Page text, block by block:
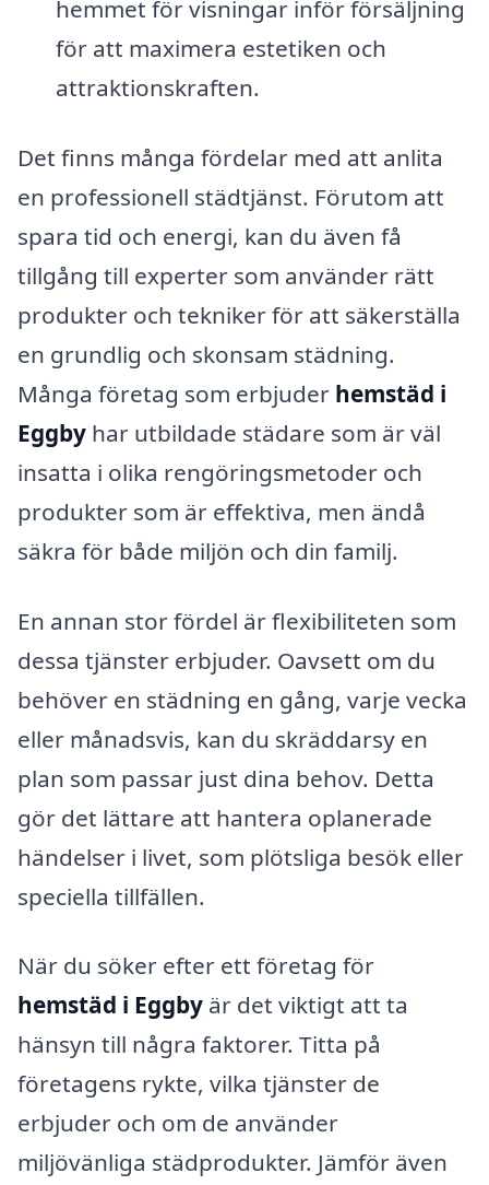
hemmet för visningar inför försäljning
för att maximera estetiken och
attraktionskraften.
Det finns många fördelar med att anlita
en professionell städtjänst. Förutom att
spara tid och energi, kan du även få
tillgång till experter som använder rätt
produkter och tekniker för att säkerställa
en grundlig och skonsam städning.
Många företag som erbjuder hemstäd i
Eggby har utbildade städare som är väl
insatta i olika rengöringsmetoder och
produkter som är effektiva, men ändå
säkra för både miljön och din familj.
En annan stor fördel är flexibiliteten som
dessa tjänster erbjuder. Oavsett om du
behöver en städning en gång, varje vecka
eller månadsvis, kan du skräddarsy en
plan som passar just dina behov. Detta
gör det lättare att hantera oplanerade
händelser i livet, som plötsliga besök eller
speciella tillfällen.
När du söker efter ett företag för
hemstäd i Eggby är det viktigt att ta
hänsyn till några faktorer. Titta på
företagens rykte, vilka tjänster de
erbjuder och om de använder
miljövänliga städprodukter. Jämför även